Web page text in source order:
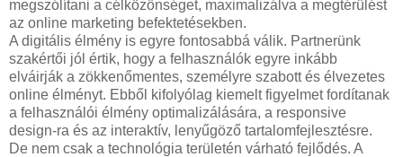
megszólítani a célközönséget, maximalizálva a megtérülést
az online marketing befektetésekben.
A digitális élmény is egyre fontosabbá válik. Partnerünk
szakértői jól értik, hogy a felhasználók egyre inkább
elváirják a zökkenőmentes, személyre szabott és élvezetes
online élményt. Ebből kifolyólag kiemelt figyelmet fordítanak
a felhasználói élmény optimalizálására, a responsive
design-ra és az interaktív, lenyűgöző tartalomfejlesztésre.
De nem csak a technológia területén várható fejlődés. A